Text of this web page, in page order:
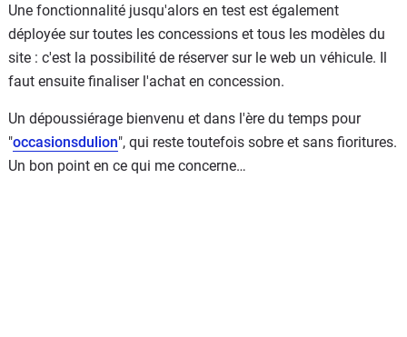
Une fonctionnalité jusqu'alors en test est également
déployée sur toutes les concessions et tous les modèles du
site : c'est la possibilité de réserver sur le web un véhicule. Il
faut ensuite finaliser l'achat en concession.
Un dépoussiérage bienvenu et dans l'ère du temps pour
"occasionsdulion", qui reste toutefois sobre et sans fioritures.
Un bon point en ce qui me concerne…